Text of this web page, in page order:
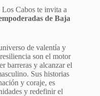
Cabos te invita a
de Baja
de valentía y
son el motor
barreras y alcanzar el
Sus historias
y coraje, es
y redefinir el